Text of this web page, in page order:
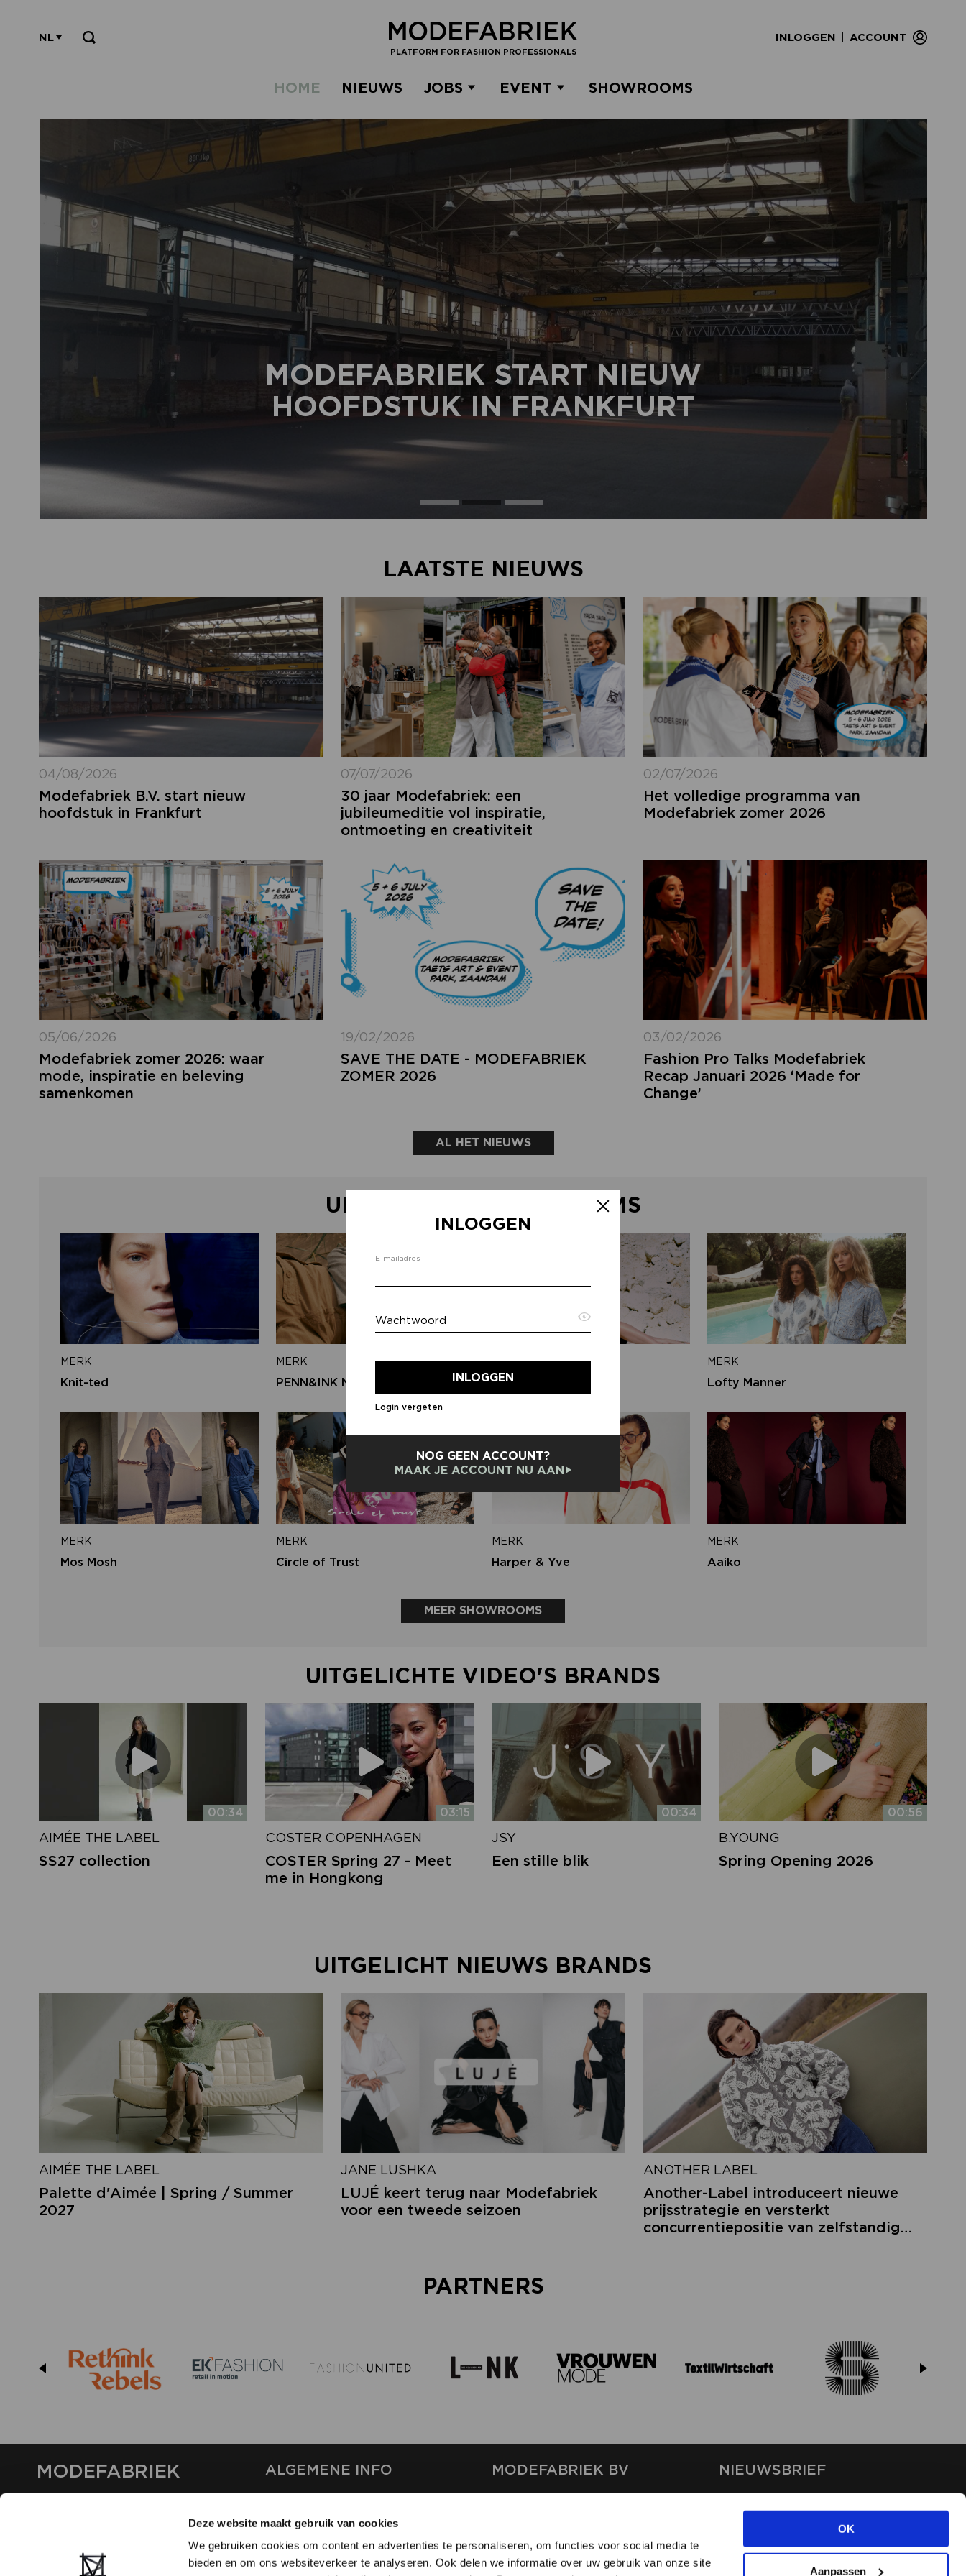
Deze website maakt gebruik van cookies
We gebruiken cookies om content en advertenties te personaliseren, om functies voor social media te
bieden en om ons websiteverkeer te analyseren. Ook delen we informatie over uw gebruik van onze site
OK
Aanpassen
INLOGGEN
E-mailadres
Wachtwoord
INLOGGEN
Login vergeten
Inloggegevens kwijt? Vul het e-mailadres in
dat hoort bij jouw account en klik op
verstuur.
E-mailadres
VERSTUUR
NOG GEEN ACCOUNT?
MAAK JE ACCOUNT NU AAN
PLATFORM FOR FASHION PROFESSIONALS
INLOGGEN ACCOUNT
NL
HOME NIEUWS JOBS EVENT SHOWROOMS
MODEFABRIEK START NIEUW
HOOFDSTUK IN FRANKFURT
LAATSTE NIEUWS
04/08/2026
Modefabriek B.V. start nieuw
hoofdstuk in Frankfurt
07/07/2026
30 jaar Modefabriek: een
jubileumeditie vol inspiratie,
ontmoeting en creativiteit
02/07/2026
Het volledige programma van
Modefabriek zomer 2026
05/06/2026
Modefabriek zomer 2026: waar
mode, inspiratie en beleving
samenkomen
19/02/2026
SAVE THE DATE - MODEFABRIEK
ZOMER 2026
03/02/2026
Fashion Pro Talks Modefabriek
Recap Januari 2026 ‘Made for
Change’
AL HET NIEUWS
UITGELICHTE SHOWROOMS
MERK
Knit-ted
MERK
PENN&INK N.Y
MERK
Second female
MERK
Lofty Manner
MERK
Mos Mosh
MERK
Circle of Trust
MERK
Harper & Yve
MERK
Aaiko
MEER SHOWROOMS
UITGELICHTE VIDEO'S BRANDS
00:34
AIMÉE THE LABEL
SS27 collection
03:15
COSTER COPENHAGEN
COSTER Spring 27 - Meet
me in Hongkong
00:34
JSY
Een stille blik
00:56
B.YOUNG
Spring Opening 2026
UITGELICHT NIEUWS BRANDS
AIMÉE THE LABEL
Palette d'Aimée | Spring / Summer
2027
JANE LUSHKA
LUJÉ keert terug naar Modefabriek
voor een tweede seizoen
ANOTHER LABEL
Another-Label introduceert nieuwe
prijsstrategie en versterkt
concurrentiepositie van zelfstandige
PARTNERS
MODEFABRIEK ALGEMENE INFO
CONTACT
PARTNERS
ADVERTEREN
MODEFABRIEK BV
SHIFT
NIEUWSBRIEF
laatste nieuws via de